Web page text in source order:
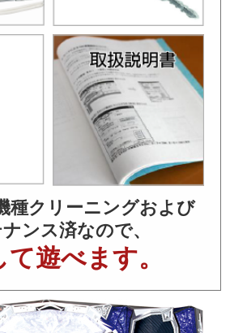
種クリーニングおよび
ンス済なので、
遊べます。